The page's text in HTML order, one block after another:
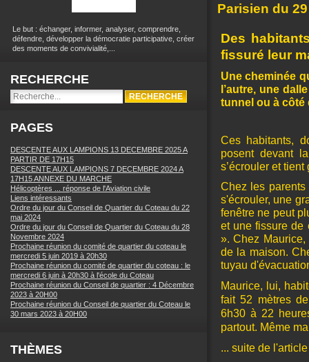
Le but : échanger, informer, analyser, comprendre,
défendre, développer la démocratie participative, créer
des moments de convivialité,...
RECHERCHE
PAGES
DESCENTE AUX LAMPIONS 13 DECEMBRE 2025 A
PARTIR DE 17H15
DESCENTE AUX LAMPIONS 7 DECEMBRE 2024 A
17H15 ANNEXE DU MARCHE
Hélicoptères ... réponse de l'Aviation civile
Liens intéressants
Ordre du jour du Conseil de Quartier du Coteau du 22
mai 2024
Ordre du jour du Conseil de Quartier du Coteau du 28
Novembre 2024
Prochaine réunion du comité de quartier du coteau le
mercredi 5 juin 2019 à 20h30
Prochaine réunion du comité de quartier du coteau : le
mercredi 6 juin à 20h30 à l'école du Coteau
Prochaine réunion du Conseil de quartier : 4 Décembre
2023 à 20H00
Prochaine réunion du Conseil de quartier du Coteau le
30 mars 2023 à 20H00
THÈMES
Parisien du
Des
fissuré leur
Une cheminée
l’autre, une
tunnel ou à côté
Ces habitants,
posent devant
s’écrouler et
Chez les
s'écrouler, une
fenêtre ne peut
et une fissure de
». Chez
de la maison.
tuyau
Maurice, lui,
fait 52 mètres
6h30 à 22
partout. Même
... suite de